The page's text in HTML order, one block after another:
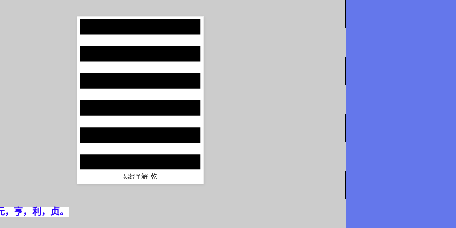
易经圣解 乾
，亨，利，贞。